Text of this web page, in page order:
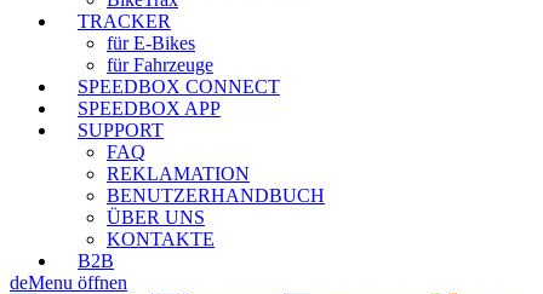
TRACKER
für E-Bikes
für Fahrzeuge
SPEEDBOX CONNECT
SPEEDBOX APP
SUPPORT
FAQ
REKLAMATION
BENUTZERHANDBUCH
ÜBER UNS
KONTAKTE
B2B
deMenu öffnen